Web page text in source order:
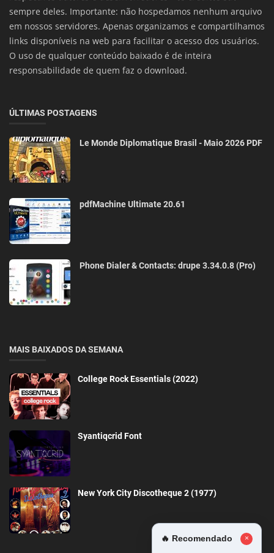
sempre deles. Importante: não hospedamos nenhum arquivo
em nossos servidores. Apenas organizamos e compartilhamos
links disponíveis na web para facilitar o acesso dos usuários.
O uso de qualquer conteúdo baixado é de inteira
responsabilidade de quem faz o download.
ÚLTIMAS POSTAGENS
Le Monde Diplomatique Brasil - Maio 2026 PDF
pdfMachine Ultimate 20.61
Phone Dialer & Contacts: drupe 3.34.0.8 (Pro)
MAIS BAIXADOS DA SEMANA
College Rock Essentials (2022)
Syantiqcrid Font
New York City Discotheque 2 (1977)
🔥 Recomendado ×